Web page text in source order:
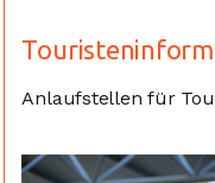
Anlaufstellen für